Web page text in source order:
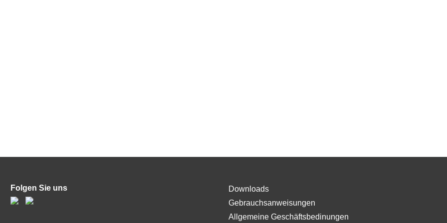
Folgen Sie uns
Downloads
Gebrauchsanweisungen
Allgemeine Geschäftsbedinungen